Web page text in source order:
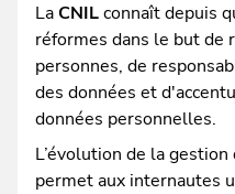
LaCNILconnaît depuis
réformes dans le but de
personnes, de
des données et
données personnelles.
L’évolution de la gestion
permet aux internautes